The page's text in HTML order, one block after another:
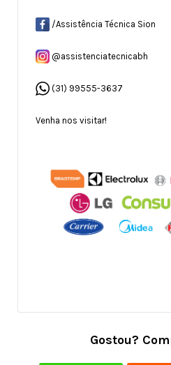
/Assistência Técnica Sion
@assistenciatecnicabh
(31) 99555-3637
Venha nos visitar!
Gostou?